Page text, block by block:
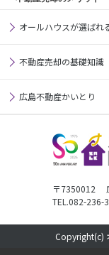
オールハウスが選ばれ
不動産売却の基礎知識
広島不動産かいとり
〒7350012
TEL.082-
Copyright(c)